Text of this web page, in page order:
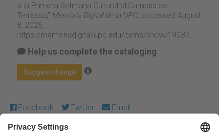
a la Primera Setmana Cultural al Campus de
Terrassa,” Memòria Digital de la UPC, accessed August
8, 2026,
https://memoriadigital.upc.edu/items/show/19033
Help us complete the cataloging
Suggest change
Facebook Twitter Email